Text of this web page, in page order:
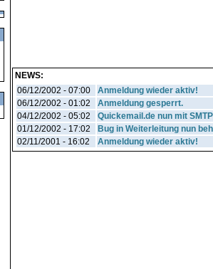
NEWS:
06/12/2002 - 07:00
Anmeldung wieder aktiv!
06/12/2002 - 01:02
Anmeldung gesperrt.
04/12/2002 - 05:02
Quickemail.de nun mit
01/12/2002 - 17:02
Bug in Weiterleitung nun
02/11/2001 - 16:02
Anmeldung wieder aktiv!